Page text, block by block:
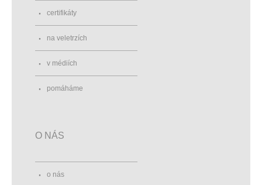
certifikáty
na veletrzích
v médiích
pomáháme
O NÁS
o nás